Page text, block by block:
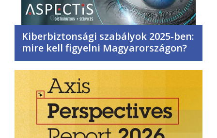
Kiberbiztonsági szabályok 2025-ben:
mire kell figyelni Magyarországon?